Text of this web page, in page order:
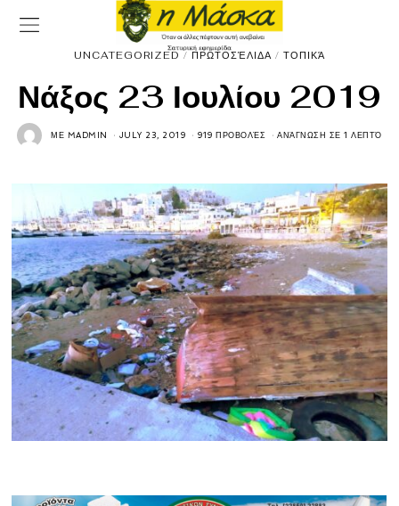
UNCATEGORIZED / ΠΡΩΤΟΣΈΛΙΔΑ / ΤΟΠΙΚΆ
Νάξος 23 Ιουλίου 2019
ΜΕ MADMIN JULY 23, 2019 919 ΠΡΟΒΟΛΈΣ ΑΝΆΓΝΩΣΗ ΣΕ 1 ΛΕΠΤΌ